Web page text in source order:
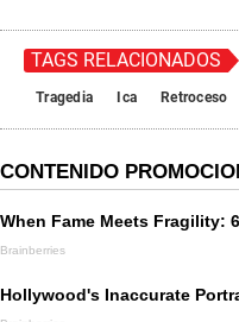
TAGS RELACIONADOS
Tragedia Ica Retroceso